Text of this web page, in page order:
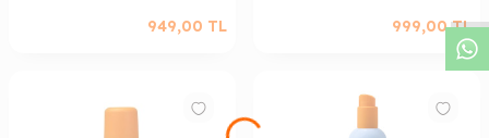
949,00 TL 999,00TL